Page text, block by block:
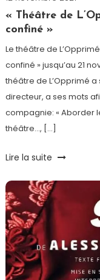
« Théâtre de
confiné »
Le théâtre de
confiné » jusqu’au 21
théâtre de L’Opprimé
directeur, a ses mots
compagnie: « Aborder
théâtre…, […]
Lire la suite